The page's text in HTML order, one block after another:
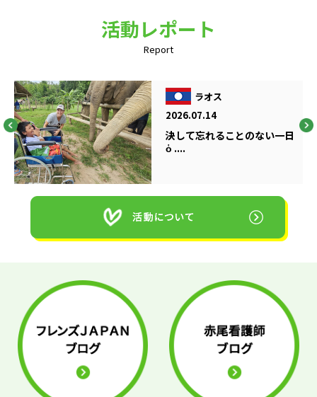
活動レポート
Report
ラオス
2026.07.14
決して忘れることのない一日
ὁ ....